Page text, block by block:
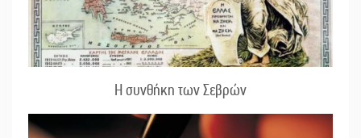
Η συνθήκη των Σεβρών